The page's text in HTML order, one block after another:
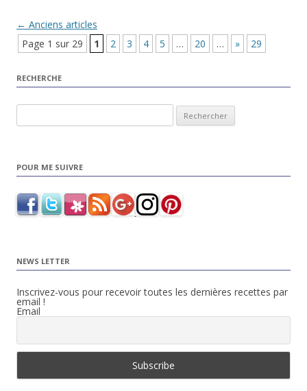
Navigation Article
← Anciens articles
Page 1 sur 29
1 2 3 4 5 … 20 … » 29
RECHERCHE
POUR ME SUIVRE
NEWS LETTER
Inscrivez-vous pour recevoir toutes les dernières recettes par
email !
Email